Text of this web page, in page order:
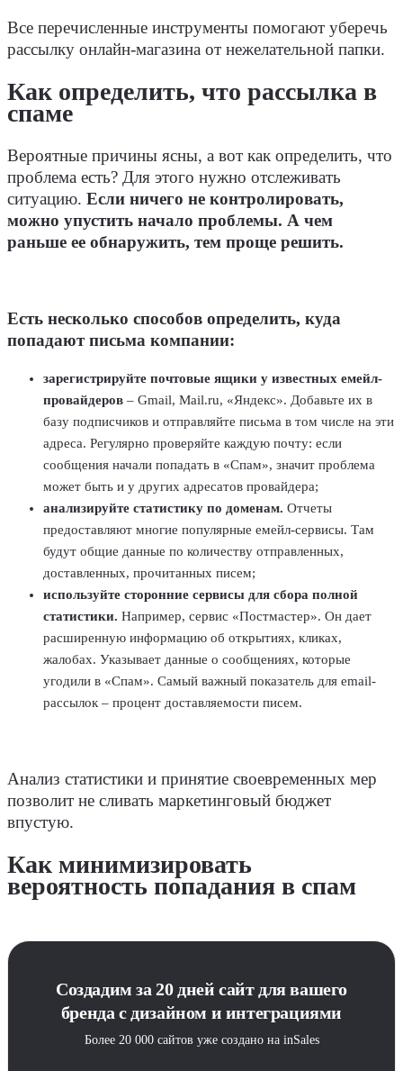
Все перечисленные инструменты помогают уберечь
рассылку онлайн-магазина от нежелательной папки.
Как определить, что рассылка в
спаме
Вероятные причины ясны, а вот как определить, что
проблема есть? Для этого нужно отслеживать
ситуацию. Если ничего не контролировать,
можно упустить начало проблемы. А чем
раньше ее обнаружить, тем проще решить.
Есть несколько способов определить, куда
попадают письма компании:
зарегистрируйте почтовые ящики у известных емейл-
провайдеров – Gmail, Mail.ru, «Яндекс». Добавьте их в
базу подписчиков и отправляйте письма в том числе на эти
адреса. Регулярно проверяйте каждую почту: если
сообщения начали попадать в «Спам», значит проблема
может быть и у других адресатов провайдера;
анализируйте статистику по доменам. Отчеты
предоставляют многие популярные емейл-сервисы. Там
будут общие данные по количеству отправленных,
доставленных, прочитанных писем;
используйте сторонние сервисы для сбора полной
статистики. Например, сервис «Постмастер». Он дает
расширенную информацию об открытиях, кликах,
жалобах. Указывает данные о сообщениях, которые
угодили в «Спам». Самый важный показатель для email-
рассылок – процент доставляемости писем.
Анализ статистики и принятие своевременных мер
позволит не сливать маркетинговый бюджет
впустую.
Как минимизировать
вероятность попадания в спам
Создадим за 20 дней сайт для вашего
бренда с дизайном и интеграциями
Более 20 000 сайтов уже создано на inSales